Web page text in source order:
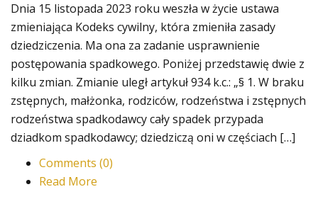
Dnia 15 listopada 2023 roku weszła w życie ustawa
zmieniająca Kodeks cywilny, która zmieniła zasady
dziedziczenia. Ma ona za zadanie usprawnienie
postępowania spadkowego. Poniżej przedstawię dwie z
kilku zmian. Zmianie uległ artykuł 934 k.c.: „§ 1. W braku
zstępnych, małżonka, rodziców, rodzeństwa i zstępnych
rodzeństwa spadkodawcy cały spadek przypada
dziadkom spadkodawcy; dziedziczą oni w częściach […]
Comments (0)
Read More